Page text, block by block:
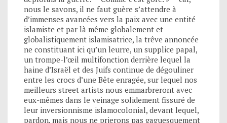
nous le savons, il ne faut guère s’attendre à
d’immenses avancées vers la paix avec une entité
islamiste et par là même globalement et
globalistiquement islamisatrice, la trêve annoncée
ne constituant ici qu’un leurre, un supplice papal,
un trompe-l’œil multifonction derrière lequel la
haine d’Israël et des Juifs continue de dégouliner
entre les crocs d’une Bête enragée, sur lequel nos
meilleurs street artists nous emmarbreront avec
eux-mêmes dans le veinage solidement fissuré de
leur inversionnisme islamocolonial, devant lequel,
pardon, mais nous ne prierons pas gaguesquement